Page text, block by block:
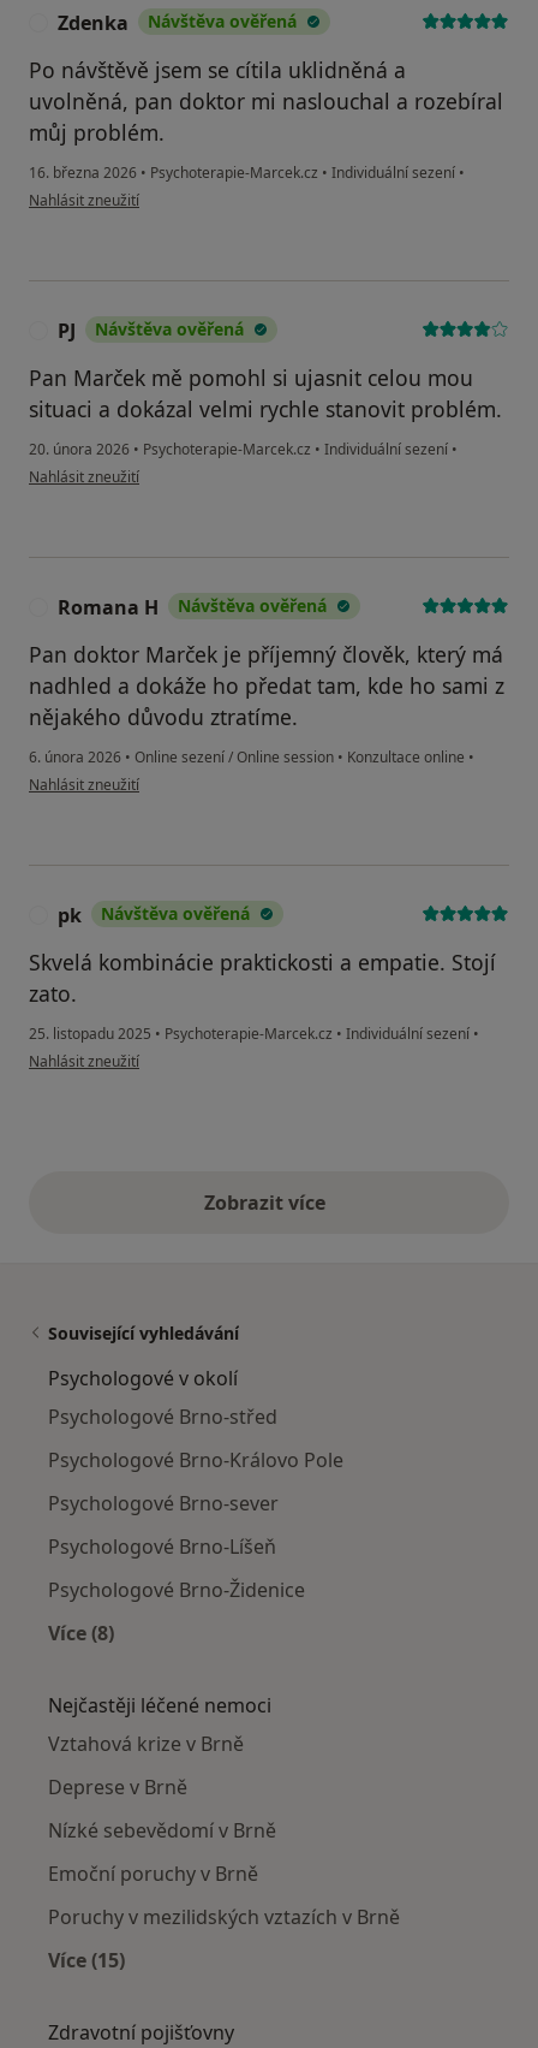
Zdenka Návštěva ověřená
Po návštěvě jsem se cítila uklidněná a
uvolněná, pan doktor mi naslouchal a rozebíral
můj problém.
16. března 2026 • Psychoterapie-Marcek.cz • Individuální sezení •
podle názoru uživatele Zdenka
Nahlásit zneužití
PJ Návštěva ověřená
Pan Marček mě pomohl si ujasnit celou mou
situaci a dokázal velmi rychle stanovit problém.
20. února 2026 • Psychoterapie-Marcek.cz • Individuální sezení •
podle názoru uživatele PJ
Nahlásit zneužití
Romana H Návštěva ověřená
Pan doktor Marček je příjemný člověk, který má
nadhled a dokáže ho předat tam, kde ho sami z
nějakého důvodu ztratíme.
6. února 2026 • Online sezení / Online session • Konzultace online •
podle názoru uživatele Romana H
Nahlásit zneužití
pk Návštěva ověřená
Skvelá kombinácie praktickosti a empatie. Stojí
zato.
25. listopadu 2025 • Psychoterapie-Marcek.cz • Individuální sezení •
podle názoru uživatele pk
Nahlásit zneužití
Zobrazit vícevýše uvedené názory
Související vyhledávání
Psychologové v okolí
Psychologové Brno-střed
Psychologové Brno-Královo Pole
Psychologové Brno-sever
Psychologové Brno-Líšeň
Psychologové Brno-Židenice
Více (8)
Nejčastěji léčené nemoci
Vztahová krize v Brně
Deprese v Brně
Nízké sebevědomí v Brně
Emoční poruchy v Brně
Poruchy v mezilidských vztazích v Brně
Více (15)
Zdravotní pojišťovny